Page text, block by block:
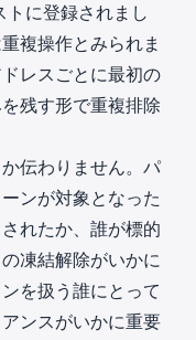
に登録されまし
複操作とみられま
レスごとに最初の
残す形で重複排除
伝わりません。パ
ンが対象となった
れたか、誰が標的
凍結解除がいかに
を扱う誰にとって
ンスがいかに重要